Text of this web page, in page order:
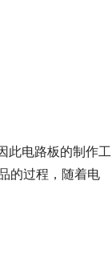
此电路板的制作工
的过程，随着电